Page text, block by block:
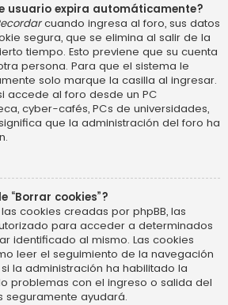
usuario expira automáticamente?
cuando ingresa al foro, sus datos
segura, que se elimina al salir de la
tiempo. Esto previene que su cuenta
persona. Para que el sistema le
solo marque la casilla al ingresar.
accede al foro desde un PC
cyber-cafés, PCs de universidades,
que la administración del foro ha
“Borrar cookies”?
cookies creadas por phpBB, las
para acceder a determinados
identificado al mismo. Las cookies
leer el seguimiento de la navegación
la administración ha habilitado la
problemas con el ingreso o salida del
seguramente ayudará.